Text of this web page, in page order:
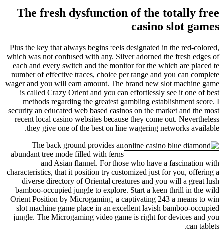
The fresh dysfunction of the totally free
casino slot games
Plus the key that always begins reels designated in the red-colored,
which was not confused with any. Silver adorned the fresh edges of
each and every switch and the monitor for the which are placed te
number of effective traces, choice per range and you can complete
wager and you will earn amount. The brand new slot machine game
is called Crazy Orient and you can effortlessly see it one of best
methods regarding the greatest gambling establishment score. I
security an educated web based casinos on the market and the most
recent local casino websites because they come out. Nevertheless
they give one of the best on line wagering networks available.
The back ground provides an
abundant tree mode filled with ferns
and Asian flannel. For those who have a fascination with
characteristics, that it position try customized just for you, offering a
diverse directory of Oriental creatures and you will a great lush
bamboo-occupied jungle to explore. Start a keen thrill in the wild
Orient Position by Microgaming, a captivating 243 a means to win
slot machine game place in an excellent lavish bamboo-occupied
jungle. The Microgaming video game is right for devices and you
can tablets.